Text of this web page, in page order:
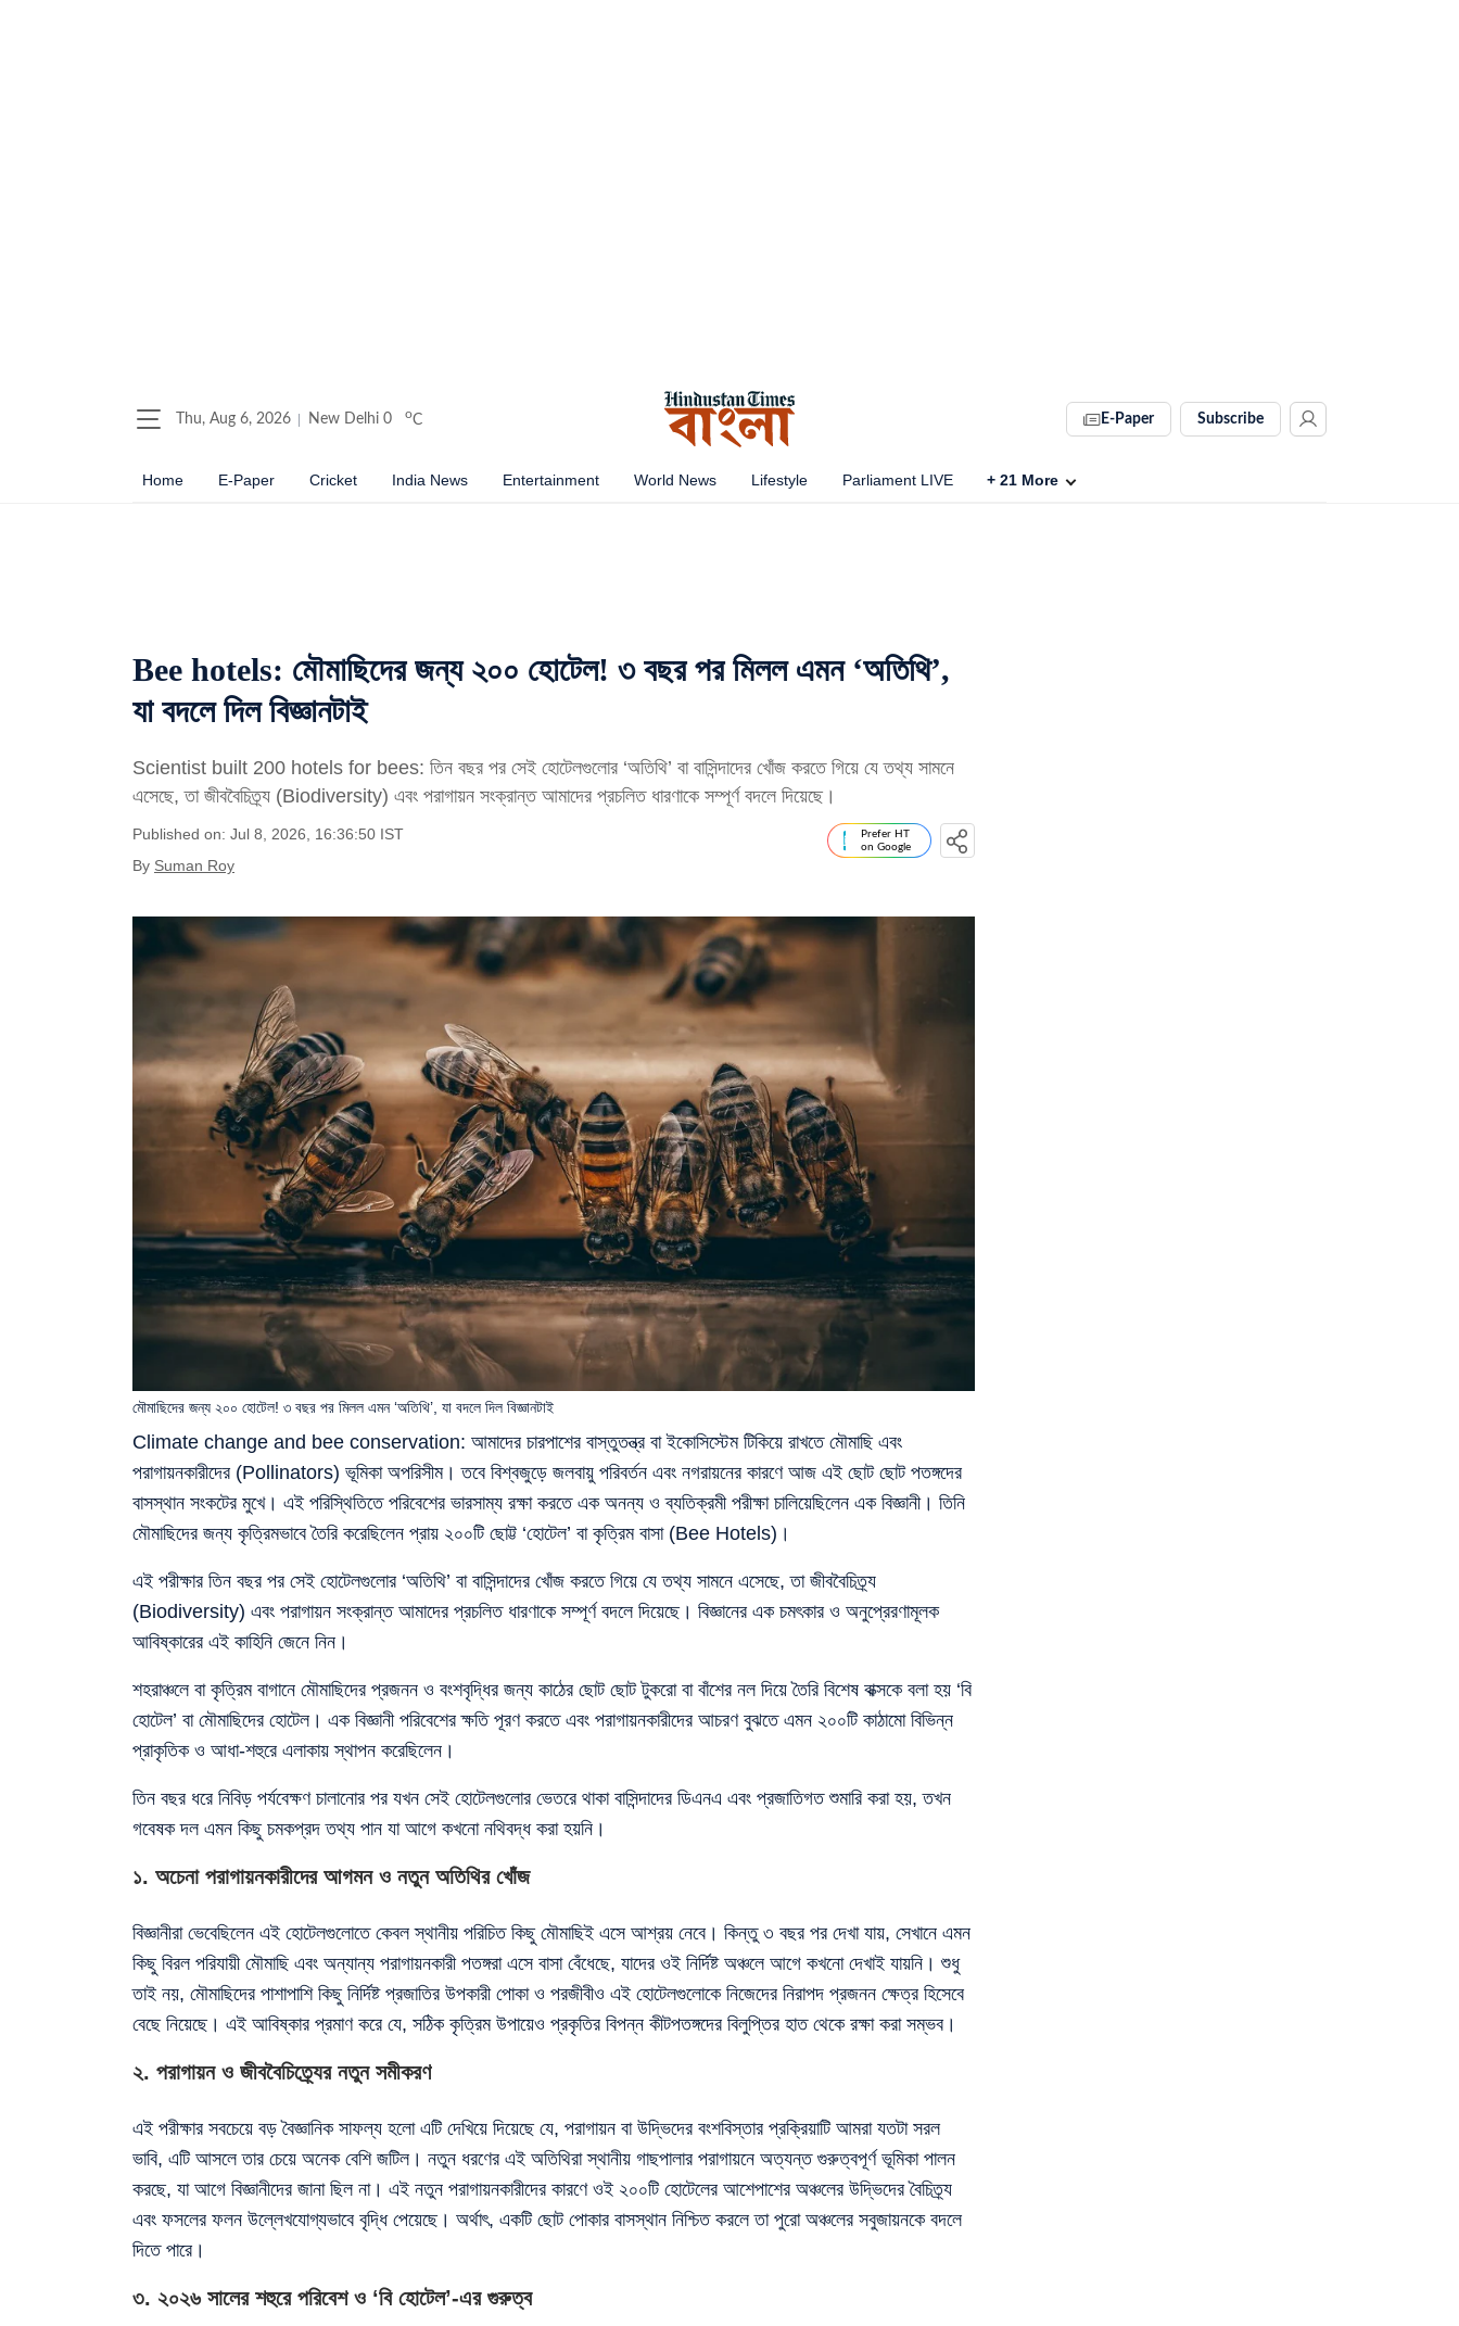
Thu, Aug 6, 2026 New Delhi 0 oC E-Paper Subscribe
Home E-Paper Cricket India News Entertainment World News Lifestyle Parliament LIVE + 21 More
Bee hotels: মৌমাছিদের জন্য ২০০ হোটেল! ৩ বছর পর মিলল এমন ‘অতিথি’,
যা বদলে দিল বিজ্ঞানটাই
Scientist built 200 hotels for bees: তিন বছর পর সেই হোটেলগুলোর ‘অতিথি’ বা বাসিন্দাদের খোঁজ করতে গিয়ে যে তথ্য সামনে
এসেছে, তা জীববৈচিত্র্য (Biodiversity) এবং পরাগায়ন সংক্রান্ত আমাদের প্রচলিত ধারণাকে সম্পূর্ণ বদলে দিয়েছে।
Published on: Jul 8, 2026, 16:36:50 IST
By Suman Roy
Prefer HT
on Google
Climate change and bee conservation: আমাদের চারপাশের বাস্তুতন্ত্র বা ইকোসিস্টেম টিকিয়ে রাখতে মৌমাছি এবং
পরাগায়নকারীদের (Pollinators) ভূমিকা অপরিসীম। তবে বিশ্বজুড়ে জলবায়ু পরিবর্তন এবং নগরায়নের কারণে আজ এই ছোট ছোট পতঙ্গদের
বাসস্থান সংকটের মুখে। এই পরিস্থিতিতে পরিবেশের ভারসাম্য রক্ষা করতে এক অনন্য ও ব্যতিক্রমী পরীক্ষা চালিয়েছিলেন এক বিজ্ঞানী। তিনি
মৌমাছিদের জন্য কৃত্রিমভাবে তৈরি করেছিলেন প্রায় ২০০টি ছোট্ট ‘হোটেল’ বা কৃত্রিম বাসা (Bee Hotels)।
মৌমাছিদের জন্য ২০০ হোটেল! ৩ বছর পর মিলল এমন ‘অতিথি’, যা বদলে দিল বিজ্ঞানটাই
এই পরীক্ষার তিন বছর পর সেই হোটেলগুলোর ‘অতিথি’ বা বাসিন্দাদের খোঁজ করতে গিয়ে যে তথ্য সামনে এসেছে, তা জীববৈচিত্র্য
(Biodiversity) এবং পরাগায়ন সংক্রান্ত আমাদের প্রচলিত ধারণাকে সম্পূর্ণ বদলে দিয়েছে। বিজ্ঞানের এক চমৎকার ও অনুপ্রেরণামূলক
আবিষ্কারের এই কাহিনি জেনে নিন।
শহরাঞ্চলে বা কৃত্রিম বাগানে মৌমাছিদের প্রজনন ও বংশবৃদ্ধির জন্য কাঠের ছোট ছোট টুকরো বা বাঁশের নল দিয়ে তৈরি বিশেষ বাক্সকে বলা হয় ‘বি
হোটেল’ বা মৌমাছিদের হোটেল। এক বিজ্ঞানী পরিবেশের ক্ষতি পূরণ করতে এবং পরাগায়নকারীদের আচরণ বুঝতে এমন ২০০টি কাঠামো বিভিন্ন
প্রাকৃতিক ও আধা-শহুরে এলাকায় স্থাপন করেছিলেন।
তিন বছর ধরে নিবিড় পর্যবেক্ষণ চালানোর পর যখন সেই হোটেলগুলোর ভেতরে থাকা বাসিন্দাদের ডিএনএ এবং প্রজাতিগত শুমারি করা হয়, তখন
গবেষক দল এমন কিছু চমকপ্রদ তথ্য পান যা আগে কখনো নথিবদ্ধ করা হয়নি।
১. অচেনা পরাগায়নকারীদের আগমন ও নতুন অতিথির খোঁজ
বিজ্ঞানীরা ভেবেছিলেন এই হোটেলগুলোতে কেবল স্থানীয় পরিচিত কিছু মৌমাছিই এসে আশ্রয় নেবে। কিন্তু ৩ বছর পর দেখা যায়, সেখানে এমন
কিছু বিরল পরিযায়ী মৌমাছি এবং অন্যান্য পরাগায়নকারী পতঙ্গরা এসে বাসা বেঁধেছে, যাদের ওই নির্দিষ্ট অঞ্চলে আগে কখনো দেখাই যায়নি। শুধু
তাই নয়, মৌমাছিদের পাশাপাশি কিছু নির্দিষ্ট প্রজাতির উপকারী পোকা ও পরজীবীও এই হোটেলগুলোকে নিজেদের নিরাপদ প্রজনন ক্ষেত্র হিসেবে
বেছে নিয়েছে। এই আবিষ্কার প্রমাণ করে যে, সঠিক কৃত্রিম উপায়েও প্রকৃতির বিপন্ন কীটপতঙ্গদের বিলুপ্তির হাত থেকে রক্ষা করা সম্ভব।
২. পরাগায়ন ও জীববৈচিত্র্যের নতুন সমীকরণ
এই পরীক্ষার সবচেয়ে বড় বৈজ্ঞানিক সাফল্য হলো এটি দেখিয়ে দিয়েছে যে, পরাগায়ন বা উদ্ভিদের বংশবিস্তার প্রক্রিয়াটি আমরা যতটা সরল
ভাবি, এটি আসলে তার চেয়ে অনেক বেশি জটিল। নতুন ধরণের এই অতিথিরা স্থানীয় গাছপালার পরাগায়নে অত্যন্ত গুরুত্বপূর্ণ ভূমিকা পালন
করছে, যা আগে বিজ্ঞানীদের জানা ছিল না। এই নতুন পরাগায়নকারীদের কারণে ওই ২০০টি হোটেলের আশেপাশের অঞ্চলের উদ্ভিদের বৈচিত্র্য
এবং ফসলের ফলন উল্লেখযোগ্যভাবে বৃদ্ধি পেয়েছে। অর্থাৎ, একটি ছোট পোকার বাসস্থান নিশ্চিত করলে তা পুরো অঞ্চলের সবুজায়নকে বদলে
দিতে পারে।
৩. ২০২৬ সালের শহুরে পরিবেশ ও ‘বি হোটেল’-এর গুরুত্ব